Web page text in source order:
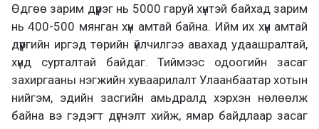
Өдгөө зарим дүүрэг нь 5000 гаруй хүнтэй байхад зарим
нь 400-500 мянган хүн амтай байна. Ийм их хүн амтай
дүүргийн иргэд төрийн үйлчилгээ авахад удаашралтай,
хүнд сурталтай байдаг. Тиймээс одоогийн засаг
захиргааны нэгжийн хуваарилалт Улаанбаатар хотын
нийгэм, эдийн засгийн амьдралд хэрхэн нөлөөлж
байна вэ гэдэгт дүгнэлт хийж, ямар байдлаар засаг